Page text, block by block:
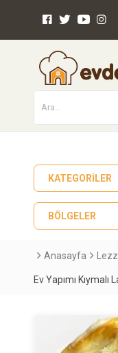
KATEGORILER
BÖLGELER
Anasayfa
Ev Yapımı Kıymalı